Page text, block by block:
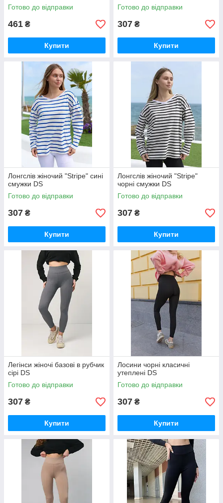
Готово до відправки
461 ₴
Купити
Готово до відправки
307 ₴
Купити
Лонгслiв жiночий "Stripe" сині
смужки DS
Готово до відправки
307 ₴
Купити
Лонгслiв жiночий "Stripe"
чорні смужки DS
Готово до відправки
307 ₴
Купити
Легінси жіночі базові в рубчик
сірі DS
Готово до відправки
307 ₴
Купити
Лосини чорні класичні
утеплені DS
Готово до відправки
307 ₴
Купити